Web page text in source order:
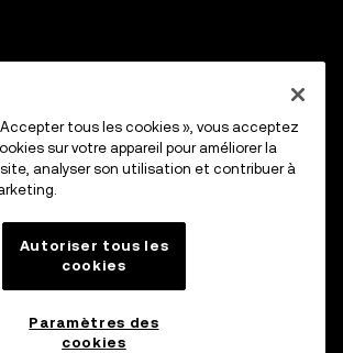
tous les cookies », vous acceptez
sur votre appareil pour améliorer la
analyser son utilisation et contribuer à
Autoriser tous les
cookies
Paramètres des
cookies